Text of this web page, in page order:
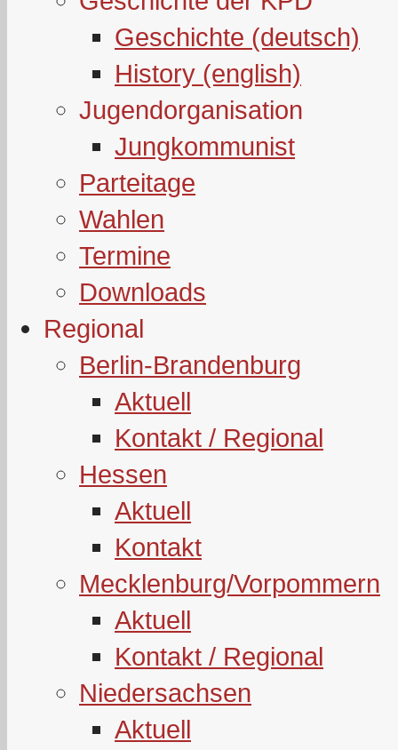
Geschichte (deutsch)
History (english)
Jugendorganisation
Jungkommunist
Parteitage
Wahlen
Termine
Downloads
Regional
Berlin-Brandenburg
Aktuell
Kontakt / Regional
Hessen
Aktuell
Kontakt
Mecklenburg/Vorpommern
Aktuell
Kontakt / Regional
Niedersachsen
Aktuell